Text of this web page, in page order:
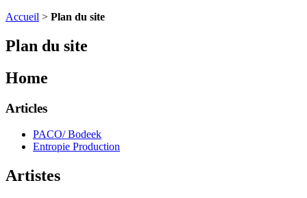
Accueil > Plan du site
Plan du site
Home
Articles
PACO/ Bodeek
Entropie Production
Artistes